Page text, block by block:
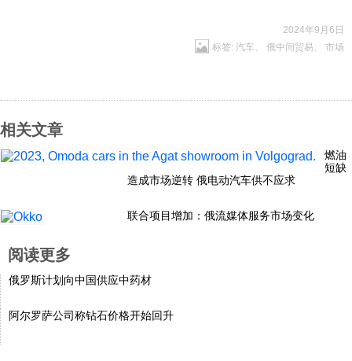
文化
旅游
2024年9月6日
标签: 汽车、 俄中间贸易 、 市场
相关文章
燃油
短缺
造成市场逆转 俄电动汽车供不应求
联合项目增加：俄流媒体服务市场变化
阅读更多
俄罗斯计划向中国供应中药材
阿尔罗萨公司称钻石价格开始回升